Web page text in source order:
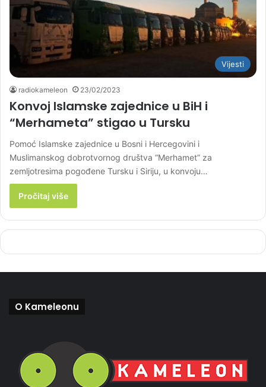
Vijesti
radiokameleon 23/02/2023
Konvoj Islamske zajednice u BiH i
“Merhameta” stigao u Tursku
Pomoć Islamske zajednice u Bosni i Hercegovini i
Muslimanskog dobrotvornog društva “Merhamet” za
zemljotresima pogođene Tursku i Siriju, u konvoju…
Pročitaj više
O Kameleonu